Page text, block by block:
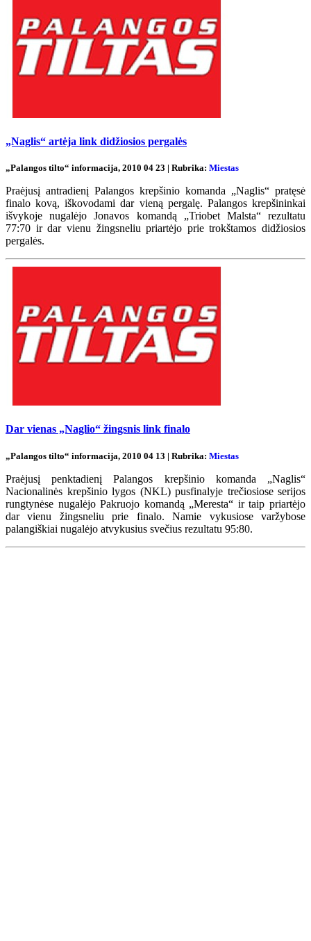
„Naglis“ artėja link didžiosios pergalės
„Palangos tilto“ informacija, 2010 04 23 | Rubrika: Miestas
Praėjusį antradienį Palangos krepšinio komanda „Naglis“ pratęsė
finalo kovą, iškovodami dar vieną pergalę. Palangos krepšininkai
išvykoje nugalėjo Jonavos komandą „Triobet Malsta“ rezultatu
77:70 ir dar vienu žingsneliu priartėjo prie trokštamos didžiosios
pergalės.
Dar vienas „Naglio“ žingsnis link finalo
„Palangos tilto“ informacija, 2010 04 13 | Rubrika: Miestas
Praėjusį penktadienį Palangos krepšinio komanda „Naglis“
Nacionalinės krepšinio lygos (NKL) pusfinalyje trečiosiose serijos
rungtynėse nugalėjo Pakruojo komandą „Meresta“ ir taip priartėjo
dar vienu žingsneliu prie finalo. Namie vykusiose varžybose
palangiškiai nugalėjo atvykusius svečius rezultatu 95:80.